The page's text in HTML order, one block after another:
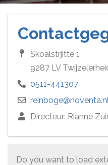
Skoalstrjitte 1
9287 LV
0511-441307
Directeur: Rianne
Do you want to load